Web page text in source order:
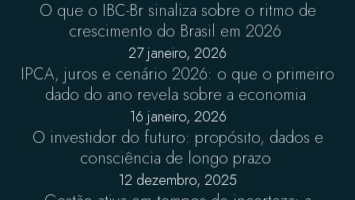
O que o IBC-Br sinaliza sobre o ritmo de
crescimento do Brasil em 2026
27 janeiro, 2026
IPCA, juros e cenário 2026: o que o primeiro
dado do ano revela sobre a economia
16 janeiro, 2026
O investidor do futuro: propósito, dados e
consciência de longo prazo
12 dezembro, 2025